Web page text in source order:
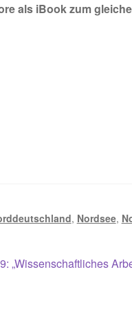
als iBook zum
, Nordsee,
„Wissenschaftliches